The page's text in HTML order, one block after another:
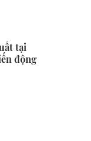
tại
động